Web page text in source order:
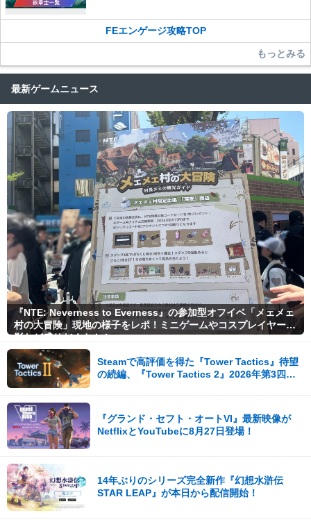
FEエンゲージ攻略TOP
もっとみる
最新ゲームニュース
『NTE: Neverness to Everness』の参加型オフイベ「メェメェ
村の大冒険」現地の様子をレポ！ミニゲームやコスプレイヤー撮
影など盛りだくさん！
Steamで高評価を得た『Tower Tactics』待望
の続編、『Tower Tactics 2』2026年第3四半
『グランド・セフト・オートVI』最新映像が
NetflixとYouTubeに8月27日登場！
14年ぶりのシリーズ完全新作『幻想水滸伝
STAR LEAP』が本日から配信開始！